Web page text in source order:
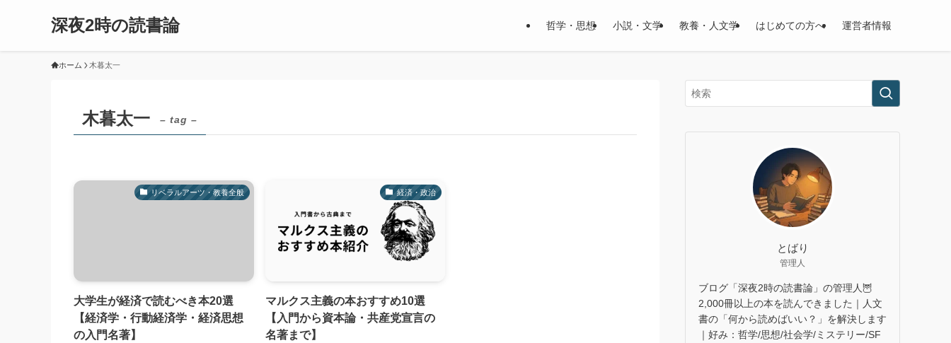
深夜2時の読書論 哲学・思想 小説・文学 教養・人文学 はじめての方へ 運営者情報
ホーム 木暮太一
木暮太一 – tag –
リベラルアーツ・教養全般
大学生が経済で読むべき本20選
【経済学・行動経済学・経済思想
の入門名著】
経済・政治
マルクス主義の本おすすめ10選
【入門から資本論・共産党宣言の
名著まで】
とばり
管理人
ブログ「深夜2時の読書論」の管理人🦉
2,000冊以上の本を読んできました｜人文
書の「何から読めばいい？」を解決します
｜好み：哲学/思想/社会学/ミステリー/SF